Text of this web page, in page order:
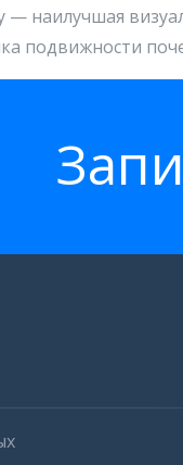
— наилучшая
подвижности